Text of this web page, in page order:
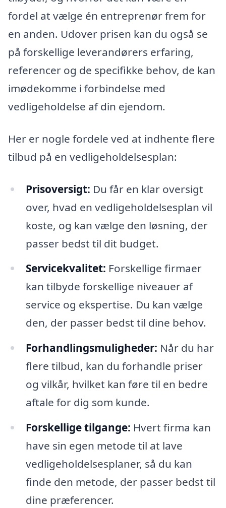
fordel at vælge én entreprenør frem for
en anden. Udover prisen kan du også se
på forskellige leverandørers erfaring,
referencer og de specifikke behov, de kan
imødekomme i forbindelse med
vedligeholdelse af din ejendom.
Her er nogle fordele ved at indhente flere
tilbud på en vedligeholdelsesplan:
Prisoversigt: Du får en klar oversigt
over, hvad en vedligeholdelsesplan vil
koste, og kan vælge den løsning, der
passer bedst til dit budget.
Servicekvalitet: Forskellige firmaer
kan tilbyde forskellige niveauer af
service og ekspertise. Du kan vælge
den, der passer bedst til dine behov.
Forhandlingsmuligheder: Når du har
flere tilbud, kan du forhandle priser
og vilkår, hvilket kan føre til en bedre
aftale for dig som kunde.
Forskellige tilgange: Hvert firma kan
have sin egen metode til at lave
vedligeholdelsesplaner, så du kan
finde den metode, der passer bedst til
dine præferencer.